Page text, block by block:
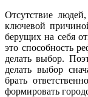
Отсутствие
ключевой
берущих на себя
это способность
делать выбор.
делать выбор
брать
формировать